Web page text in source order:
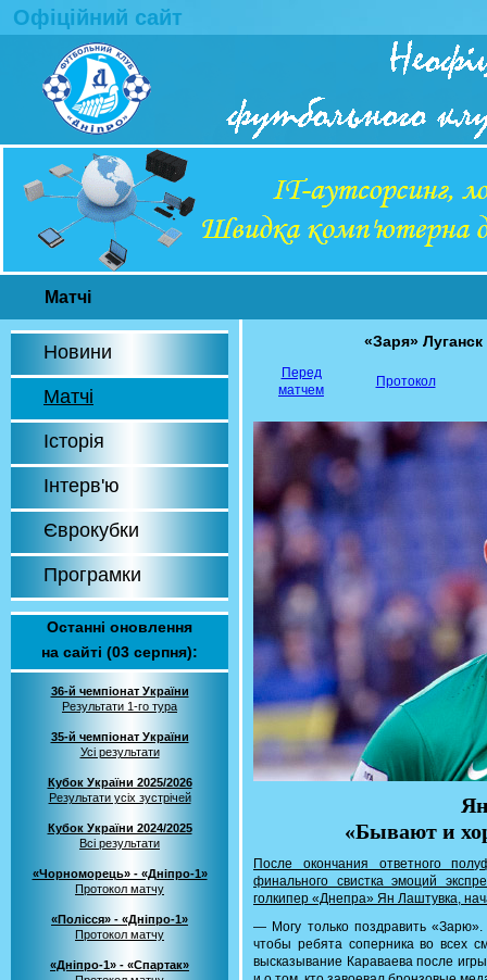
Офіційний сайт
Матчі
Новини
Матчі
Історія
Інтерв'ю
Єврокубки
Програмки
Останні оновлення
на сайті (03 серпня):
36-й чемпіонат України
Результати 1-го тура
35-й чемпіонат України
Усі результати
Кубок України 2025/2026
Результати усіх зустрічей
Кубок України 2024/2025
Всі результати
«Чорноморець» - «Дніпро-1»
Протокол матчу
«Полісся» - «Дніпро-1»
Протокол матчу
«Дніпро-1» - «Спартак»
«Заря»
Перед
матчем
Протокол
«Бывают и
После окончания ответного
финального свистка эмоций
голкипер «Днепра» Ян Лаштувка,
— Могу только поздравить
чтобы ребята соперника во всех
высказывание Караваева после